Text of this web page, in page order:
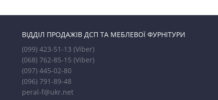
ВІДДІЛ ПРОДАЖІВ ДСП ТА МЕБЛЕВОЇ ФУРНІТУРИ
(099) 423-51-13 (Viber)
(068) 762-85-15 (Viber)
(097) 445-02-80
(096) 791-89-48
peral-f@ukr.net